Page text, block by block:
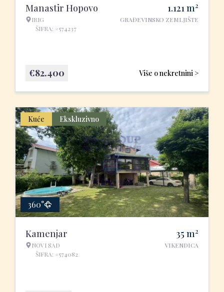
Manastir Hopovo
IRIG
ŠIFRA: #574237
1.121m2
GRAĐEVINSKO ZEMLJIŠTE
Više o nekretnini >
€82.400
Kuće Ekskluzivno
360°
Kamenjar
NOVI SAD
ŠIFRA: #574082
35 m2
VIKENDICA